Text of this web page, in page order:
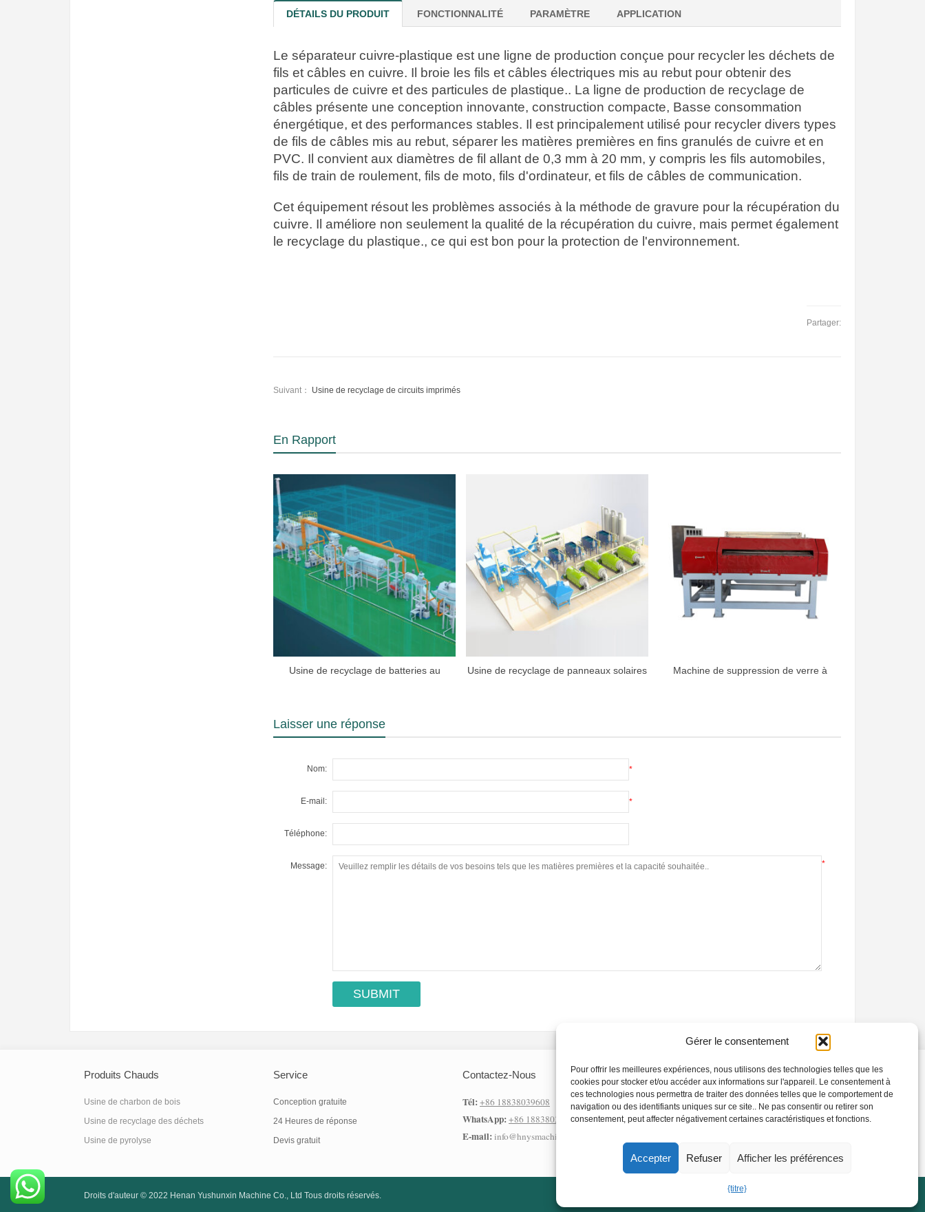
Gérer le consentement
Pour offrir les meilleures expériences, nous utilisons des technologies telles que les
cookies pour stocker et/ou accéder aux informations sur l'appareil. Le consentement à
ces technologies nous permettra de traiter des données telles que le comportement de
navigation ou des identifiants uniques sur ce site.. Ne pas consentir ou retirer son
consentement, peut affecter négativement certaines caractéristiques et fonctions.
Accepter Refuser Afficher les préférences
{titre}
DÉTAILS DU PRODUIT FONCTIONNALITÉ PARAMÈTRE APPLICATION
Le séparateur cuivre-plastique est une ligne de production conçue pour recycler les déchets de
fils et câbles en cuivre. Il broie les fils et câbles électriques mis au rebut pour obtenir des
particules de cuivre et des particules de plastique.. La ligne de production de recyclage de
câbles présente une conception innovante, construction compacte, Basse consommation
énergétique, et des performances stables. Il est principalement utilisé pour recycler divers types
de fils de câbles mis au rebut, séparer les matières premières en fins granulés de cuivre et en
PVC. Il convient aux diamètres de fil allant de 0,3 mm à 20 mm, y compris les fils automobiles,
fils de train de roulement, fils de moto, fils d'ordinateur, et fils de câbles de communication.
Cet équipement résout les problèmes associés à la méthode de gravure pour la récupération du
cuivre. Il améliore non seulement la qualité de la récupération du cuivre, mais permet également
le recyclage du plastique., ce qui est bon pour la protection de l'environnement.
Partager:
Suivant： Usine de recyclage de circuits imprimés
En Rapport
Usine de recyclage de batteries au
Usine de recyclage de panneaux solaires
Machine de suppression de verre à
Laisser une réponse
Nom: *
E-mail: *
Téléphone:
Message: *
Produits Chauds
Usine de charbon de bois
Usine de recyclage des déchets
Usine de pyrolyse
Service
Conception gratuite
24 Heures de réponse
Devis gratuit
Contactez-Nous
Tél:+86 18838039608
WhatsApp:+86 18838039608
E-mail:info@hnysmachinery.com
Adresse
Adresse d'usine:
N ° 1 usine, NON. 105
Route Xuchang, Zhongxin Road Street, District
Droits d'auteur © 2022 Henan Yushunxin Machine Co., Ltd Tous droits réservés. Suivez-nous: